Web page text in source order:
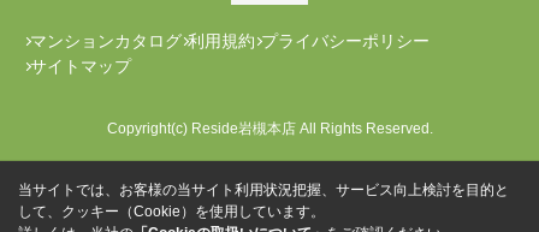
マンションカタログ 利用規約 プライバシーポリシー
サイトマップ
Copyright(c) Reside岩槻本店 All Rights Reserved.
当サイトでは、お客様の当サイト利用状況把握、サービス向上検討を目的と
して、クッキー（Cookie）を使用しています。